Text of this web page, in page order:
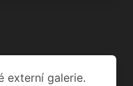
externí galerie.